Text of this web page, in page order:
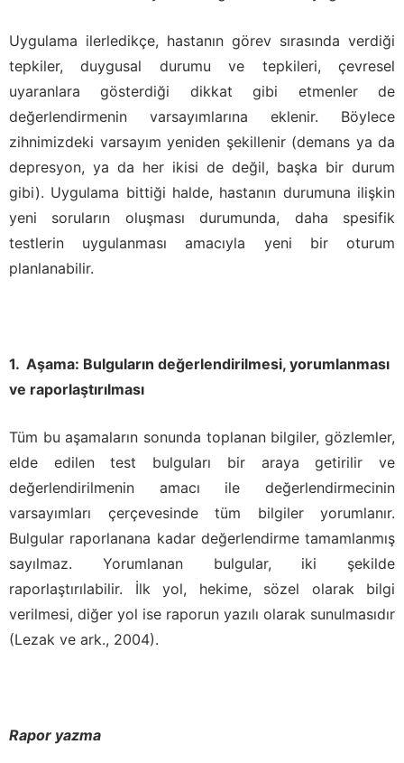
Uygulama ilerledikçe, hastanın görev sırasında verdiği
tepkiler, duygusal durumu ve tepkileri, çevresel
uyaranlara gösterdiği dikkat gibi etmenler de
değerlendirmenin varsayımlarına eklenir. Böylece
zihnimizdeki varsayım yeniden şekillenir (demans ya da
depresyon, ya da her ikisi de değil, başka bir durum
gibi). Uygulama bittiği halde, hastanın durumuna ilişkin
yeni soruların oluşması durumunda, daha spesifik
testlerin uygulanması amacıyla yeni bir oturum
planlanabilir.
Aşama: Bulguların değerlendirilmesi, yorumlanması
ve raporlaştırılması
Tüm bu aşamaların sonunda toplanan bilgiler, gözlemler,
elde edilen test bulguları bir araya getirilir ve
değerlendirilmenin amacı ile değerlendirmecinin
varsayımları çerçevesinde tüm bilgiler yorumlanır.
Bulgular raporlanana kadar değerlendirme tamamlanmış
sayılmaz. Yorumlanan bulgular, iki şekilde
raporlaştırılabilir. İlk yol, hekime, sözel olarak bilgi
verilmesi, diğer yol ise raporun yazılı olarak sunulmasıdır
(Lezak ve ark., 2004).
Rapor yazma